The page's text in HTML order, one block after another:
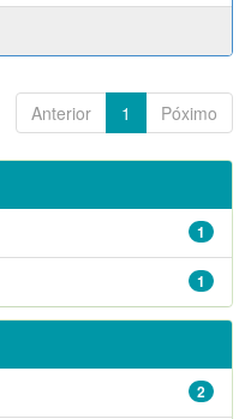
Anterior 1 Póximo
1
1
2